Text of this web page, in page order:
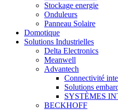
Stockage energie
Onduleurs
Panneau Solaire
Domotique
Solutions Industrielles
Delta Electronics
Meanwell
Advantech
Connectivité
Solutions
SYSTÈMES
BECKHOFF